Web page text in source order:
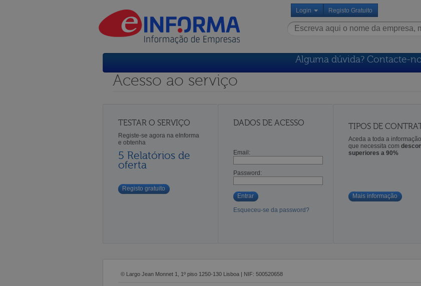
Login Registo Gratuito
Alguma dúvida? Contacte-
Acesso ao serviço
TESTAR O SERVIÇO
Registe-se agora na eInforma
e obtenha
5 Relatórios de
oferta
Registo gratuito
DADOS DE ACESSO
Email:
Password:
Entrar
Esqueceu-se da password?
TIPOS DE
Aceda a toda a
que necessita com
superiores a 90%
Mais informação
© Largo Jean Monnet 1, 1º piso 1250-130 Lisboa | NIF: 500520658